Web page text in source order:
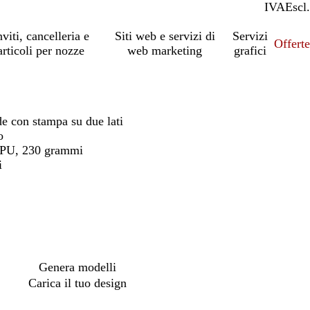
IVAIncl.
Escl.
cancelleria e
per nozze
Siti web e servizi di
web marketing
Servizi
grafici
Offerte
con stampa su due lati
230 grammi
Genera modelli
Carica il tuo design